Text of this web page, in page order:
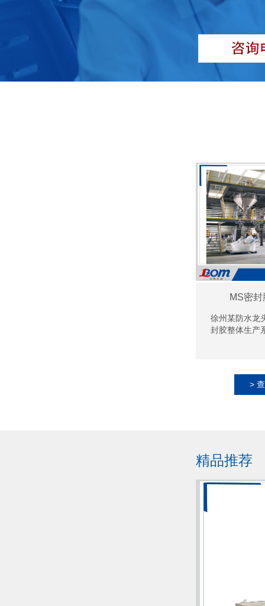
MS密
徐州某防水龙
封胶整体生产
>
精品推荐